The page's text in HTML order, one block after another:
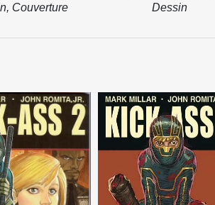
Couverture Dessin